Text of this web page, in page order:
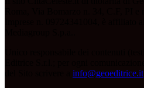
info@geoeditrice.it